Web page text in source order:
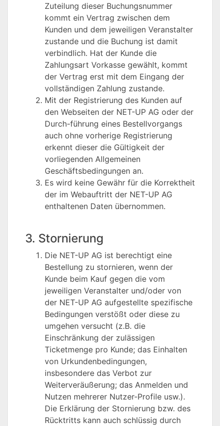
Zuteilung dieser Buchungsnummer
kommt ein Vertrag zwischen dem
Kunden und dem jeweiligen Veranstalter
zustande und die Buchung ist damit
verbindlich. Hat der Kunde die
Zahlungsart Vorkasse gewählt, kommt
der Vertrag erst mit dem Eingang der
vollständigen Zahlung zustande.
Mit der Registrierung des Kunden auf
den Webseiten der NET-UP AG oder der
Durch-führung eines Bestellvorgangs
auch ohne vorherige Registrierung
erkennt dieser die Gültigkeit der
vorliegenden Allgemeinen
Geschäftsbedingungen an.
Es wird keine Gewähr für die Korrektheit
der im Webauftritt der NET-UP AG
enthaltenen Daten übernommen.
3. Stornierung
Die NET-UP AG ist berechtigt eine
Bestellung zu stornieren, wenn der
Kunde beim Kauf gegen die vom
jeweiligen Veranstalter und/oder von
der NET-UP AG aufgestellte spezifische
Bedingungen verstößt oder diese zu
umgehen versucht (z.B. die
Einschränkung der zulässigen
Ticketmenge pro Kunde; das Einhalten
von Urkundenbedingungen,
insbesondere das Verbot zur
Weiterveräußerung; das Anmelden und
Nutzen mehrerer Nutzer-Profile usw.).
Die Erklärung der Stornierung bzw. des
Rücktritts kann auch schlüssig durch